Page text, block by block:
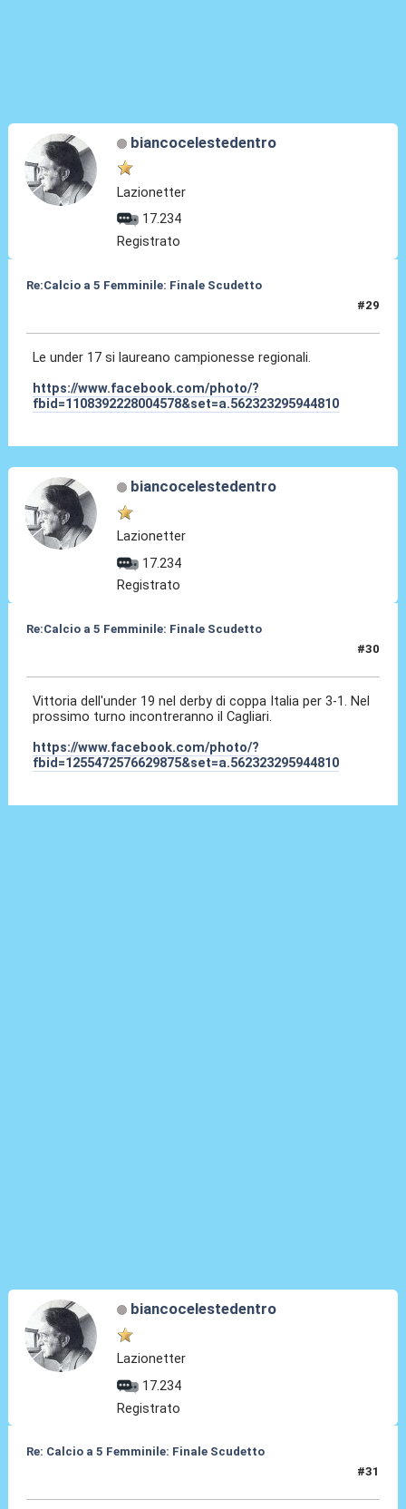
biancocelestedentro
Lazionetter
17.234
Registrato
Re:Calcio a 5 Femminile: Finale Scudetto
#29
Le under 17 si laureano campionesse regionali.
https://www.facebook.com/photo/?
fbid=1108392228004578&set=a.562323295944810
biancocelestedentro
Lazionetter
17.234
Registrato
Re:Calcio a 5 Femminile: Finale Scudetto
#30
Vittoria dell'under 19 nel derby di coppa Italia per 3-1. Nel
prossimo turno incontreranno il Cagliari.
https://www.facebook.com/photo/?
fbid=1255472576629875&set=a.562323295944810
biancocelestedentro
Lazionetter
17.234
Registrato
Re: Calcio a 5 Femminile: Finale Scudetto
#31